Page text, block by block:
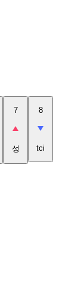
7
성
8
tci